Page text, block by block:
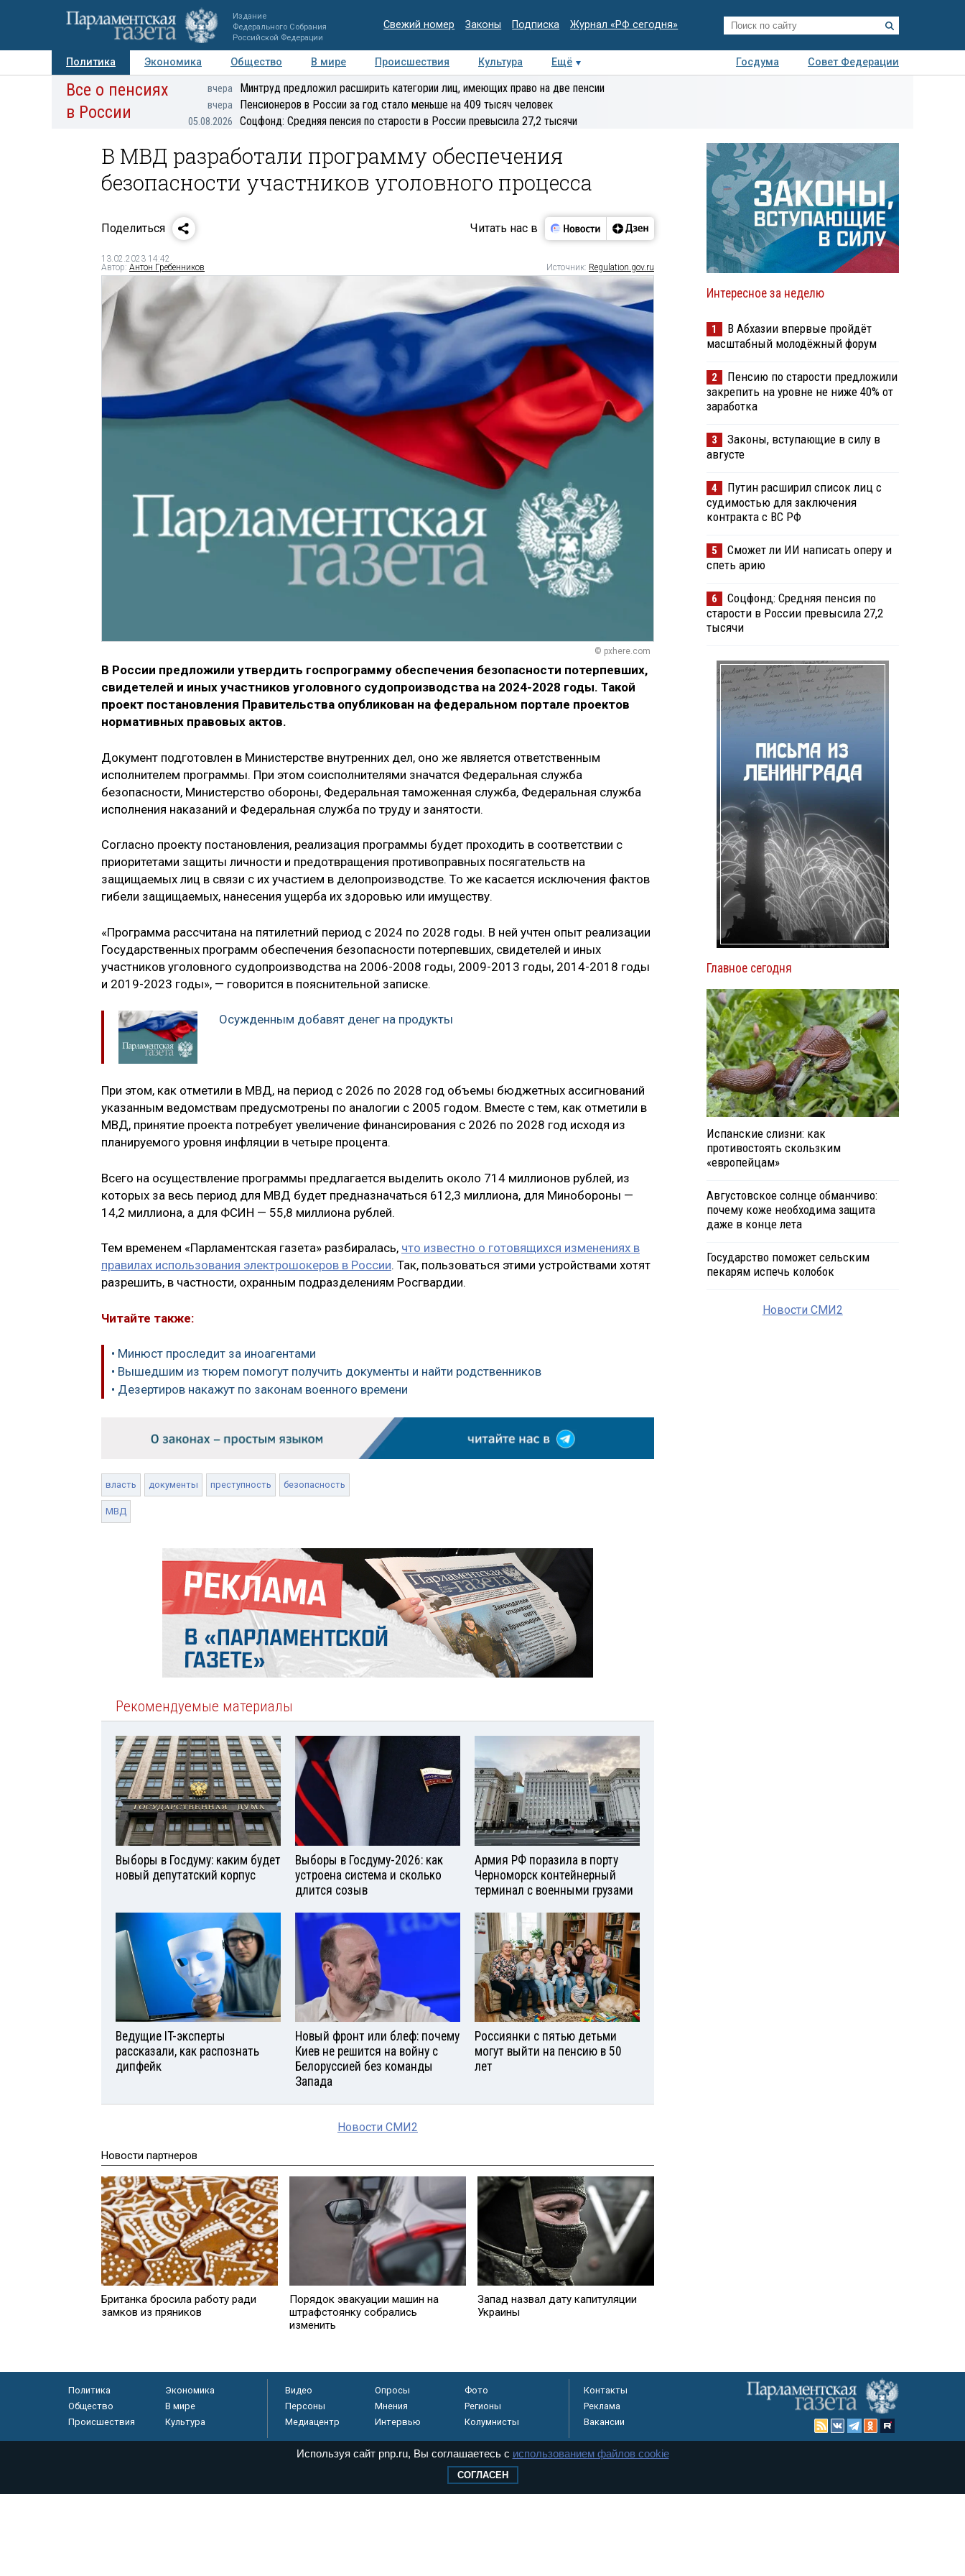
Издание
Федерального Собрания
Российской Федерации
Свежий номер Законы Подписка Журнал «РФ сегодня»
Политика Экономика Общество В мире Происшествия Культура Ещё Госдума
Совет Федерации
Авторы Персоны Мнения Регионы Медиацентр Интервью Колумнисты
Деловая
Все о пенсиях
в России
вчера Минтруд предложил расширить категории лиц, имеющих право на две пенсии
вчера Пенсионеров в России за год стало меньше на 409 тысяч человек
05.08.2026 Соцфонд: Средняя пенсия по старости в России превысила 27,2 тысячи
В МВД разработали программу обеспечения
безопасности участников уголовного процесса
Поделиться Читать нас в
13.02.2023 14:42
Автор: Антон Гребенников Источник: Regulation.gov.ru
© pxhere.com
В России предложили утвердить госпрограмму обеспечения безопасности потерпевших,
свидетелей и иных участников уголовного судопроизводства на 2024-2028 годы. Такой
проект постановления Правительства опубликован на федеральном портале проектов
нормативных правовых актов.
Документ подготовлен в Министерстве внутренних дел, оно же является ответственным
исполнителем программы. При этом соисполнителями значатся Федеральная служба
безопасности, Министерство обороны, Федеральная таможенная служба, Федеральная служба
исполнения наказаний и Федеральная служба по труду и занятости.
Согласно проекту постановления, реализация программы будет проходить в соответствии с
приоритетами защиты личности и предотвращения противоправных посягательств на
защищаемых лиц в связи с их участием в делопроизводстве. То же касается исключения фактов
гибели защищаемых, нанесения ущерба их здоровью или имуществу.
«Программа рассчитана на пятилетний период с 2024 по 2028 годы. В ней учтен опыт реализации
Государственных программ обеспечения безопасности потерпевших, свидетелей и иных
участников уголовного судопроизводства на 2006-2008 годы, 2009-2013 годы, 2014-2018 годы
и 2019-2023 годы», — говорится в пояснительной записке.
Осужденным добавят денег на продукты
При этом, как отметили в МВД, на период с 2026 по 2028 год объемы бюджетных ассигнований
указанным ведомствам предусмотрены по аналогии с 2005 годом. Вместе с тем, как отметили в
МВД, принятие проекта потребует увеличение финансирования с 2026 по 2028 год исходя из
планируемого уровня инфляции в четыре процента.
Всего на осуществление программы предлагается выделить около 714 миллионов рублей, из
которых за весь период для МВД будет предназначаться 612,3 миллиона, для Минобороны —
14,2 миллиона, а для ФСИН — 55,8 миллиона рублей.
Тем временем «Парламентская газета» разбиралась, что известно о готовящихся изменениях в
правилах использования электрошокеров в России. Так, пользоваться этими устройствами хотят
разрешить, в частности, охранным подразделениям Росгвардии.
Читайте также:
• Минюст проследит за иноагентами
• Вышедшим из тюрем помогут получить документы и найти родственников
• Дезертиров накажут по законам военного времени
власть документы преступность безопасность
МВД
Рекомендуемые материалы
Выборы в Госдуму: каким будет
новый депутатский корпус
Выборы в Госдуму-2026: как
устроена система и сколько
длится созыв
Армия РФ поразила в порту
Черноморск контейнерный
терминал с военными грузами
Ведущие IT-эксперты
рассказали, как распознать
дипфейк
Новый фронт или блеф: почему
Киев не решится на войну с
Белоруссией без команды
Запада
Россиянки с пятью детьми
могут выйти на пенсию в 50
лет
Новости СМИ2
Новости партнеров
Британка бросила работу ради
замков из пряников
Порядок эвакуации машин на
штрафстоянку собрались
изменить
Запад назвал дату капитуляции
Украины
Интересное за неделю
1
В Абхазии впервые пройдёт
масштабный молодёжный форум
2
Пенсию по старости предложили
закрепить на уровне не ниже 40% от
заработка
3
Законы, вступающие в силу в
августе
4
Путин расширил список лиц с
судимостью для заключения
контракта с ВС РФ
5
Сможет ли ИИ написать оперу и
спеть арию
6
Соцфонд: Средняя пенсия по
старости в России превысила 27,2
тысячи
Главное сегодня
Испанские слизни: как
противостоять скользким
«европейцам»
Августовское солнце обманчиво:
почему коже необходима защита
даже в конце лета
Государство поможет сельским
пекарям испечь колобок
Новости СМИ2
Политика
Экономика
Общество
В мире
Происшествия
Культура
Видео Опросы
Фото
Персоны
Мнения
Регионы
Медиацентр
Интервью Колумнисты
Контакты
Реклама
Вакансии
Федеральной службе по надзору в сфере связи, информационных технологий и
Используя сайт pnp.ru, Вы соглашаетесь с использованием файлов cookie
СОГЛАСЕН